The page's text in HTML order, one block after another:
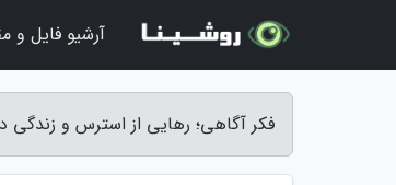
فکر آگاهی؛ رهایی از استرس و زندگی
آرشیو فایل و